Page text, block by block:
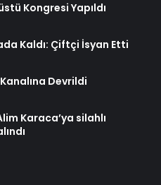
Kongresi Yapıldı
Kaldı: Çiftçi İsyan Etti
Devrildi
Karaca’ya silahlı